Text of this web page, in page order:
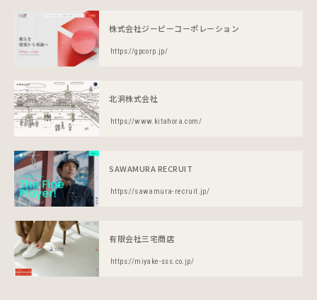
株式会社ジーピーコーポレーション
https://gpcorp.jp/
北洞株式会社
https://www.kitahora.com/
SAWAMURA RECRUIT
https://sawamura-recruit.jp/
有限会社三宅商店
https://miyake-sss.co.jp/